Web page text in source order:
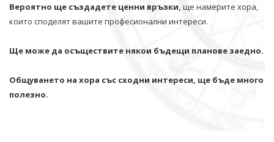
Вероятно ще създадете ценни връзки, ще намерите хора,
които споделят вашите професионални интереси.
Ще може да осъществите някои бъдещи планове заедно.
Общуването на хора със сходни интереси, ще бъде много
полезно.